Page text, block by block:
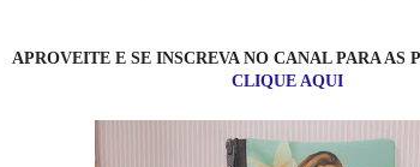
APROVEITE E SE INSCREVA NO CANAL PARA AS
CLIQUE AQUI